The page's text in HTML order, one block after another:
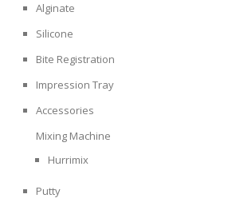
Alginate
Silicone
Bite Registration
Impression Tray
Accessories
Mixing Machine
Hurrimix
Putty